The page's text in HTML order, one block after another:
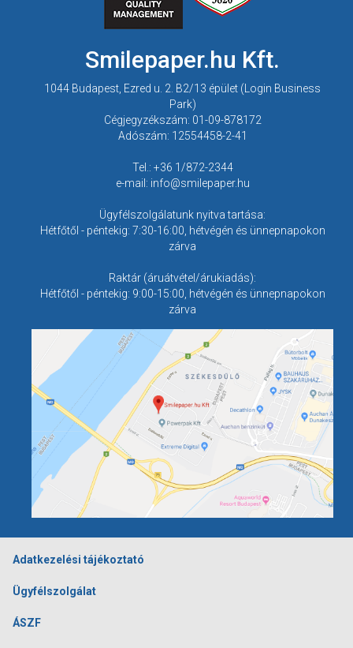
Smilepaper.hu Kft.
1044 Budapest, Ezred u. 2. B2/13 épület (Login Business
Park)
Cégjegyzékszám: 01-09-878172
Adószám: 12554458-2-41
Tel.: +36 1/872-2344
e-mail: info@smilepaper.hu
Ügyfélszolgálatunk nyitva tartása:
Hétfőtől - péntekig: 7:30-16:00, hétvégén és ünnepnapokon
zárva
Raktár (áruátvétel/árukiadás):
Hétfőtől - péntekig: 9:00-15:00, hétvégén és ünnepnapokon
zárva
Adatkezelési tájékoztató
Ügyfélszolgálat
ÁSZF